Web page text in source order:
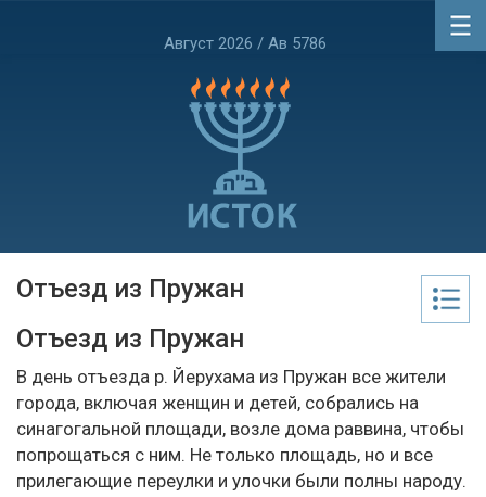
Август 2026 / Ав 5786
Отъезд из Пружан
Отъезд из Пружан
В день отъезда р. Йерухама из Пружан все жители
города, включая женщин и детей, собрались на
синагогальной площади, возле дома раввина, чтобы
попрощаться с ним. Не только площадь, но и все
прилегающие переулки и улочки были полны народу.